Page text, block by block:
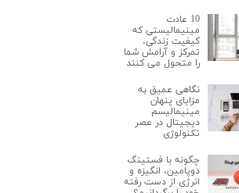
10 عادت
مینیمالیستی که
کیفیت زندگی،
تمرکز و آرامش شما
را متحول می کنند
نگاهی عمیق به
مزایای پنهان
مینیمالیسم
دیجیتال در عصر
تکنولوژی
چگونه با فستینگ
دوپامین، انگیزه و
انرژی از دست رفته